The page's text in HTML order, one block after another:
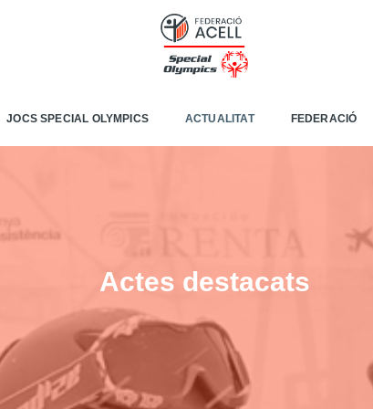
JOCS SPECIAL OLYMPICS ACTUALITAT FEDERACIÓ
Actes destacats